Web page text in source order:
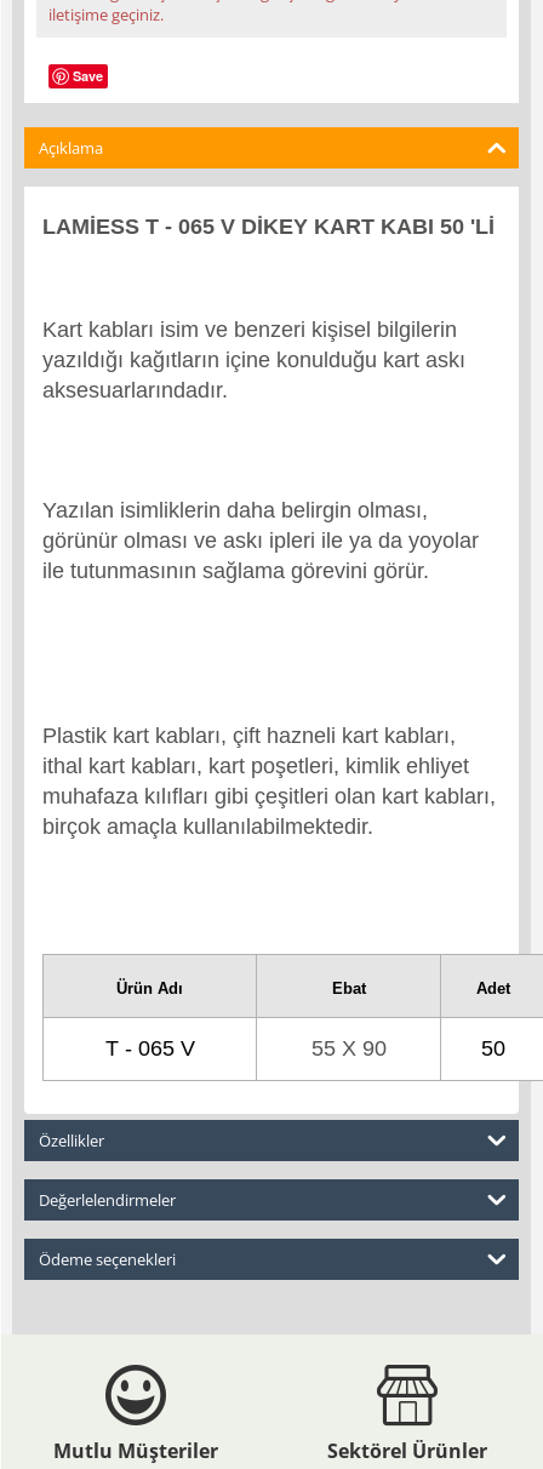
iletişime geçiniz.
Save
Açıklama
LAMİESS T - 065 V DİKEY KART KABI 50 'Lİ
Kart kabları isim ve benzeri kişisel bilgilerin
yazıldığı kağıtların içine konulduğu kart askı
aksesuarlarındadır.
Yazılan isimliklerin daha belirgin olması,
görünür olması ve askı ipleri ile ya da yoyolar
ile tutunmasının sağlama görevini görür.
Plastik kart kabları, çift hazneli kart kabları,
ithal kart kabları, kart poşetleri, kimlik ehliyet
muhafaza kılıfları gibi çeşitleri olan kart kabları,
birçok amaçla kullanılabilmektedir.
Ürün Adı Ebat Adet
T - 065 V 55 X 90 50
Özellikler
Değerlelendirmeler
Ödeme seçenekleri
Mutlu Müşteriler Sektörel Ürünler